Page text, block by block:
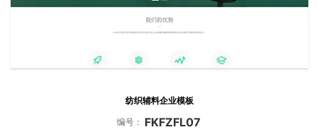
纺织辅料企业模板
编号： FKFZFL07